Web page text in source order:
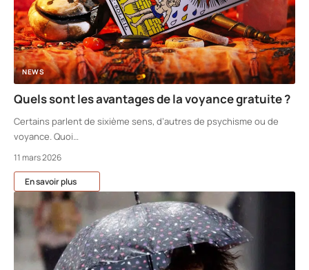
NEWS
Quels sont les avantages de la voyance gratuite ?
Certains parlent de sixième sens, d’autres de psychisme ou de
voyance. Quoi…
11 mars 2026
En savoir plus